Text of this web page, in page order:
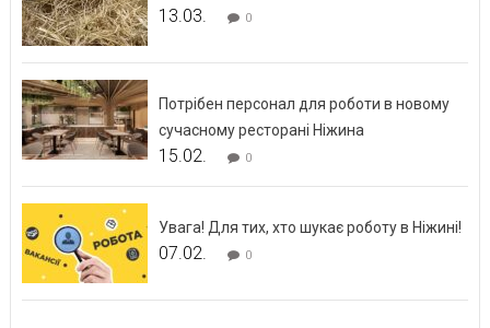
13.03. 0
Потрібен персонал для роботи в новому
сучасному ресторані Ніжина
15.02. 0
Увага! Для тих, хто шукає роботу в Ніжині!
07.02. 0